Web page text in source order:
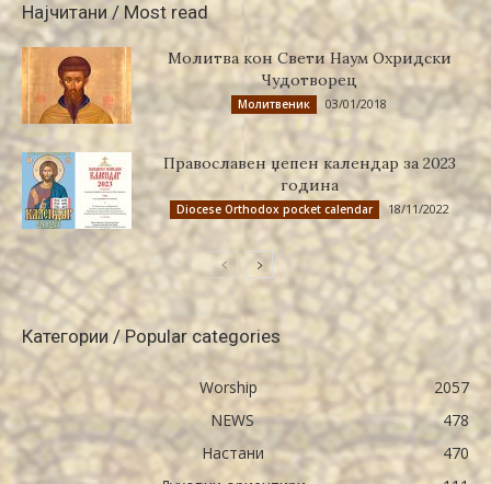
Најчитани / Most read
Молитва кон Свети Наум Охридски
Чудотворец
Молитвеник 03/01/2018
Православен џепен календар за 2023
година
Diocese Orthodox pocket calendar 18/11/2022
Категории / Popular categories
Worship
2057
NEWS
478
Настани
470